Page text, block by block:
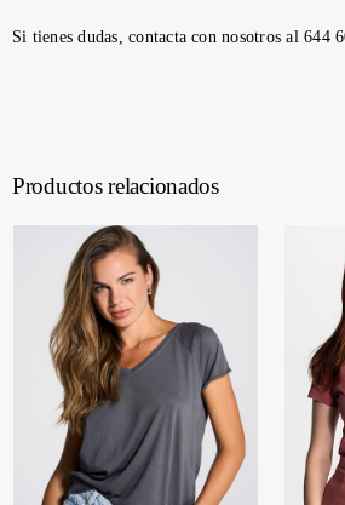
Si tienes dudas, contacta con nosotros al 644
Productos relacionados
SELECCIONAR
OPCIONES
/
DETALLES